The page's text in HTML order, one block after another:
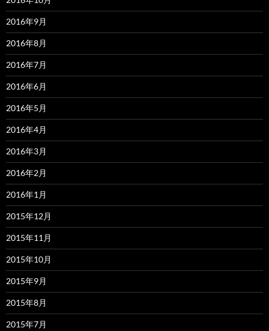
2016年9月
2016年8月
2016年7月
2016年6月
2016年5月
2016年4月
2016年3月
2016年2月
2016年1月
2015年12月
2015年11月
2015年10月
2015年9月
2015年8月
2015年7月